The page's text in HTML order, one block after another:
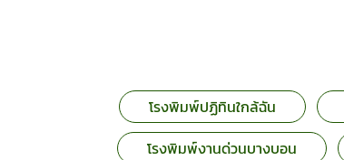
โรงพิมพ์ปฏิทินใกล้ฉัน
โรงพิมพ์งานด่วนบางบอน